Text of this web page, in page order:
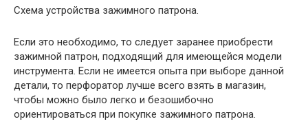
Схема устройства зажимного патрона.
Если это необходимо, то следует заранее приобрести
зажимной патрон, подходящий для имеющейся модели
инструмента. Если не имеется опыта при выборе данной
детали, то перфоратор лучше всего взять в магазин,
чтобы можно было легко и безошибочно
ориентироваться при покупке зажимного патрона.